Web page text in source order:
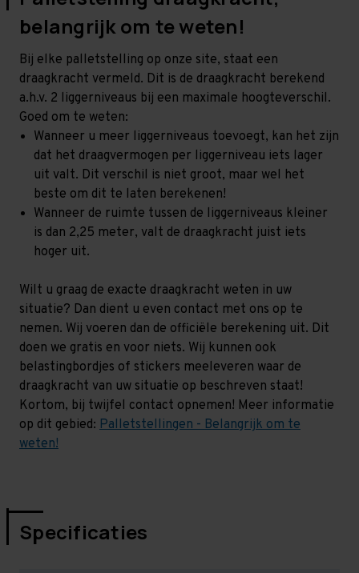
belangrijk om te weten!
Bij elke palletstelling op onze site, staat een
draagkracht vermeld. Dit is de draagkracht berekend
a.h.v. 2 liggerniveaus bij een maximale hoogteverschil.
Goed om te weten:
Wanneer u meer liggerniveaus toevoegt, kan het zijn
dat het draagvermogen per liggerniveau iets lager
uit valt. Dit verschil is niet groot, maar wel het
beste om dit te laten berekenen!
Wanneer de ruimte tussen de liggerniveaus kleiner
is dan 2,25 meter, valt de draagkracht juist iets
hoger uit.
Wilt u graag de exacte draagkracht weten in uw
situatie? Dan dient u even contact met ons op te
nemen. Wij voeren dan de officiële berekening uit. Dit
doen we gratis en voor niets. Wij kunnen ook
belastingbordjes of stickers meeleveren waar de
draagkracht van uw situatie op beschreven staat!
Kortom, bij twijfel contact opnemen! Meer informatie
op dit gebied: Palletstellingen - Belangrijk om te
weten!
Specificaties